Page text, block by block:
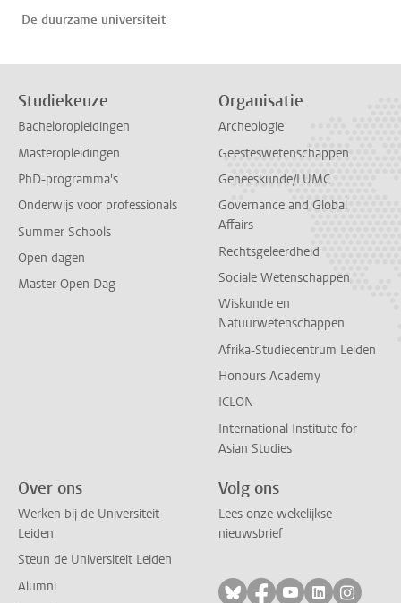
De duurzame universiteit
Studiekeuze
Bacheloropleidingen
Masteropleidingen
PhD-programma's
Onderwijs voor professionals
Summer Schools
Open dagen
Master Open Dag
Organisatie
Archeologie
Geesteswetenschappen
Geneeskunde/LUMC
Governance and Global
Affairs
Rechtsgeleerdheid
Sociale Wetenschappen
Wiskunde en
Natuurwetenschappen
Afrika-Studiecentrum Leiden
Honours Academy
ICLON
International Institute for
Asian Studies
Over ons
Werken bij de Universiteit
Leiden
Steun de Universiteit Leiden
Alumni
Volg ons
Lees onze wekelijkse
nieuwsbrief
Volg ons op bluesky
Volg ons op
Volg ons op
Volg ons
Volg